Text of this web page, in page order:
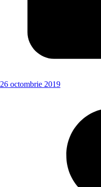
26 octombrie 2019